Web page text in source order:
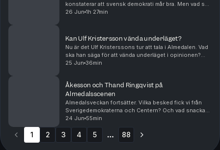
konstaterar att svensk demokrati mår bra. Men vad sa
partiledarna i sina tal? Och hur gick snacket inför valet
26 Jun 1h 27min
Kan Ulf Kristersson vända underläget?
Nu är det Ulf Kristerssons tur att tala i Almedalen. Vad
ska han säga för att vända underläget i opinionen?
Och vad pratas det mer om i Visby? Börjar vänstern bli
25 Jun 36min
Åkesson och Thand Ringqvist på
Almedalsscenen
Almedalsveckan fortsätter. Vilka besked fick vi från
Sverigedemokraterna och Centern? Och vad snackas
det annars om bland ruiner och rosor? Andreas
Ericson gästas av Fredrik Johansson, krönikör på
led...
24 Jun 55min
1 2 3 4 5 88